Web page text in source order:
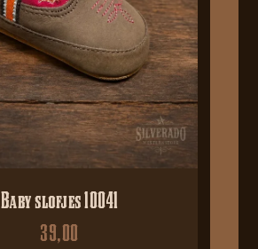
Baby slofjes 10041
39,00